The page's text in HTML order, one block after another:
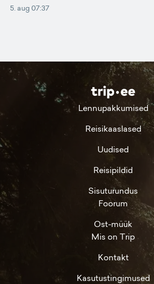
5. aug 07:37
Lennupakkumised
Reisikaaslased
Uudised
Reisipildid
Sisuturundus
Foorum
Ost-müük
Mis on Trip
Kontakt
Kasutustingimused